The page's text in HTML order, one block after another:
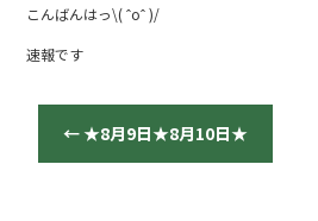
e
b
o
o
k
er
こんばんはっ\( ˆoˆ )/
速報です
← ★8月9日★8月10日★